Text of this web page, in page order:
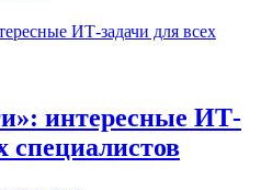
интересные ИТ-
специалистов